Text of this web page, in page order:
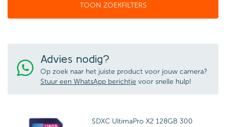
TOON ZOEKFILTERS
Advies nodig?
Op zoek naar het juiste product voor jouw camera?
Stuur een WhatsApp berichtje voor snelle hulp!
SDXC UltimaPro X2 128GB 300